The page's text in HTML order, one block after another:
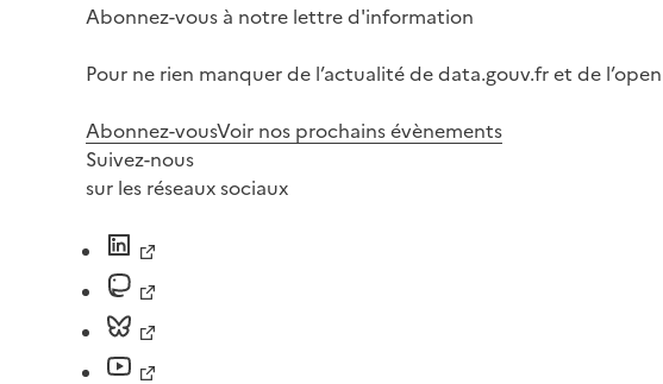
Abonnez-vous à notre lettre d'information
Pour ne rien manquer de l’actualité de data.gouv.fr et de
Abonnez-vousVoir nos prochains évènements
Suivez-nous
sur les réseaux sociaux